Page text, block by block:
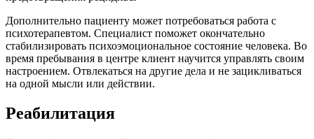
Дополнительно пациенту может потребоваться работа с
психотерапевтом. Специалист поможет окончательно
стабилизировать психоэмоциональное состояние человека. Во
время пребывания в центре клиент научится управлять своим
настроением. Отвлекаться на другие дела и не зацикливаться
на одной мысли или действии.
Реабилитация